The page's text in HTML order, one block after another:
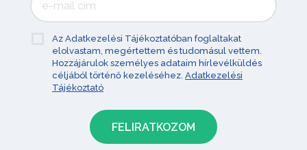
Az Adatkezelési Tájékoztatóban foglaltakat
elolvastam, megértettem és tudomásul vettem.
Hozzájárulok személyes adataim hírlevélküldés
céljából történő kezeléséhez. Adatkezelési
Tájékoztató